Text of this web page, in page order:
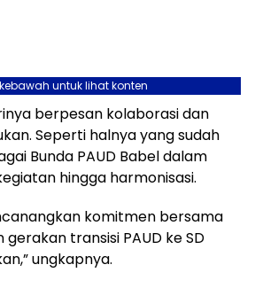
untuk lihat konten
berpesan kolaborasi dan
Seperti halnya yang sudah
Bunda PAUD Babel dalam
hingga harmonisasi.
komitmen bersama
transisi PAUD ke SD
ungkapnya.